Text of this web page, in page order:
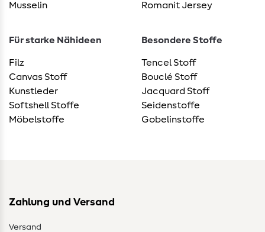
Musselin
Romanit Jersey
Für starke Nähideen
Filz
Canvas Stoff
Kunstleder
Softshell Stoffe
Möbelstoffe
Besondere Stoffe
Tencel Stoff
Bouclé Stoff
Jacquard Stoff
Seidenstoffe
Gobelinstoffe
Zahlung und Versand
Versand